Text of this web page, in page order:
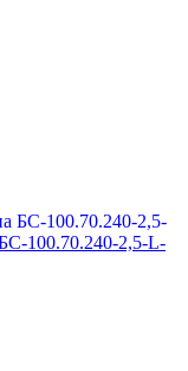
100.70.240-2,5-L-